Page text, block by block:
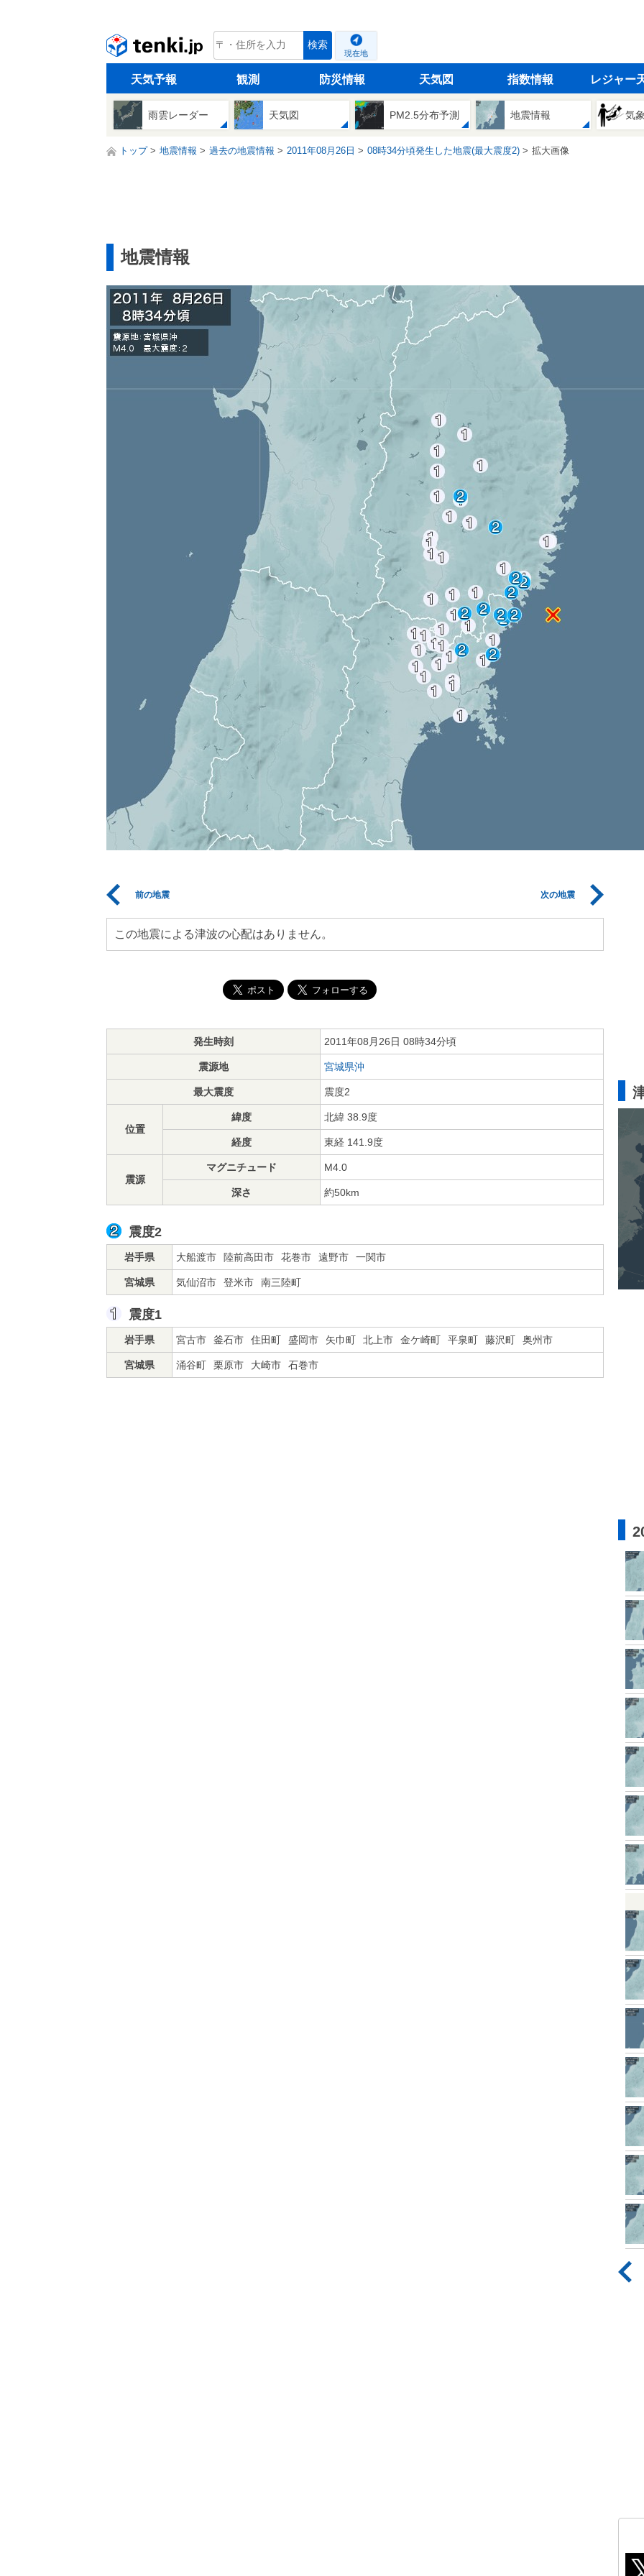
tenki.jp 検索
現在地
天気予報 観測 防災情報 天気図 指数情報 レジャー
雨雲レーダー 天気図 PM2.5分布予測 地震情報 気
トップ 地震情報 過去の地震情報 2011年08月26日 08時34分頃発生した地震(最大震度2) 拡大画像
地震情報
前の地震 次の地震
この地震による津波の心配はありません。
発生時刻 2011年08月26日 08時34分頃
震源地 宮城県沖
最大震度 震度2
位置
緯度 北緯 38.9度
経度 東経 141.9度
震源
マグニチュード M4.0
深さ 約50km
震度2
岩手県 大船渡市 陸前高田市 花巻市 遠野市 一関市
宮城県 気仙沼市 登米市 南三陸町
震度1
岩手県 宮古市 釜石市 住田町 盛岡市 矢巾町 北上市 金ケ崎町 平泉町 藤沢町 奥州市
宮城県 涌谷町 栗原市 大崎市 石巻市